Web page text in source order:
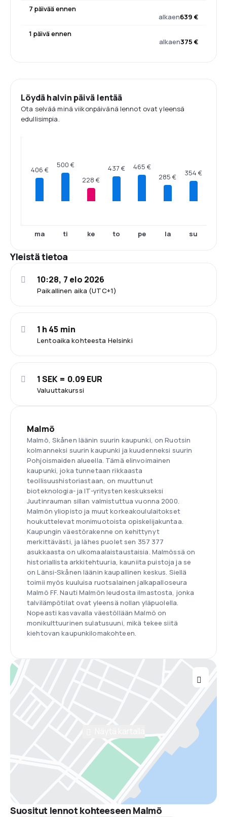
7 päivää ennen
alkaen639 €
1 päivä ennen
alkaen375 €
Löydä halvin päivä lentää
Ota selvää minä viikonpäivänä lennot ovat yleensä
edullisimpia.
406 €
ma
500 €
ti
228 €
ke
437 €
to
465 €
pe
285 €
la
354 €
su
Yleistä tietoa
Paikallinen aika (UTC+1)
10:28, 7 elo 2026
Lentoaika kohteesta Helsinki
1 h 45 min
Valuuttakurssi
1 SEK = 0.09 EUR
Malmö
Malmö, Skånen läänin suurin kaupunki, on Ruotsin
kolmanneksi suurin kaupunki ja kuudenneksi suurin
Pohjoismaiden alueella. Tämä elinvoimainen
kaupunki, joka tunnetaan rikkaasta
teollisuushistoriastaan, on muuttunut
bioteknologia- ja IT-yritysten keskukseksi
Juutinrauman sillan valmistuttua vuonna 2000.
Malmön yliopisto ja muut korkeakoululaitokset
houkuttelevat monimuotoista opiskelijakuntaa.
Kaupungin väestörakenne on kehittynyt
merkittävästi, ja lähes puolet sen 357 377
asukkaasta on ulkomaalaistaustaisia. Malmössä on
historiallista arkkitehtuuria, kauniita puistoja ja se
on Länsi-Skånen läänin kaupallinen keskus. Siellä
toimii myös kuuluisa ruotsalainen jalkapalloseura
Malmö FF. Nauti Malmön leudosta ilmastosta, jonka
talvilämpötilat ovat yleensä nollan yläpuolella.
Nopeasti kasvavalla väestöllään Malmö on
monikulttuurinen sulatusuuni, mikä tekee siitä
kiehtovan kaupunkilomakohteen.
Suositut lennot kohteeseen Malmö